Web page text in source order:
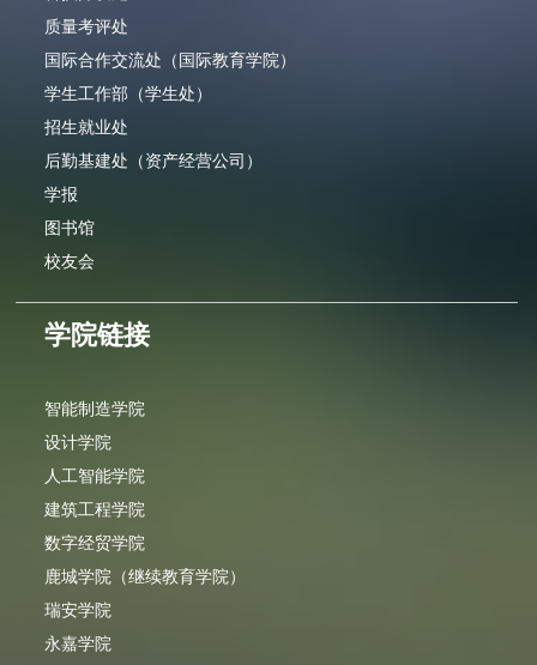
质量考评处
国际合作交流处（国际教育学院）
学生工作部（学生处）
招生就业处
后勤基建处（资产经营公司）
学报
图书馆
校友会
学院链接
智能制造学院
设计学院
人工智能学院
建筑工程学院
数字经贸学院
鹿城学院（继续教育学院）
瑞安学院
永嘉学院